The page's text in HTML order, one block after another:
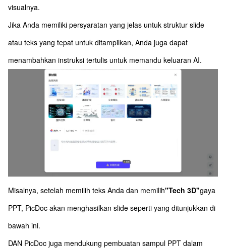
visualnya.
Jika Anda memiliki persyaratan yang jelas untuk struktur slide
atau teks yang tepat untuk ditampilkan, Anda juga dapat
menambahkan instruksi tertulis untuk memandu keluaran AI.
Misalnya, setelah memilih teks Anda dan memilih"Tech 3D"gaya
PPT, PicDoc akan menghasilkan slide seperti yang ditunjukkan di
bawah ini.
DAN PicDoc juga mendukung pembuatan sampul PPT dalam